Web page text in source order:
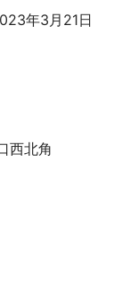
年3月21日
西北角